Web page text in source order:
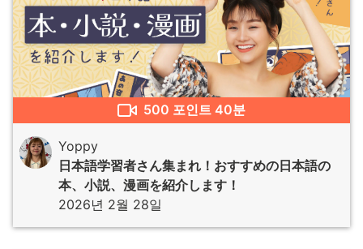
500 포인트 40분
Yoppy
日本語学習者さん集まれ！おすすめの日本語の
本、小説、漫画を紹介します！
2026년 2월 28일